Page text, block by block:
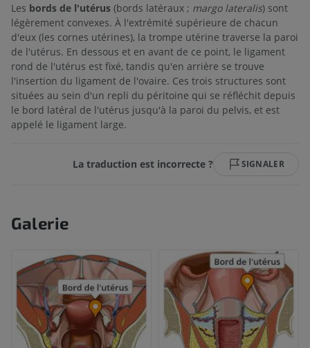
Les bords de l'utérus (bords latéraux ; margo lateralis) sont
légèrement convexes. À l'extrémité supérieure de chacun
d'eux (les cornes utérines), la trompe utérine traverse la paroi
de l'utérus. En dessous et en avant de ce point, le ligament
rond de l'utérus est fixé, tandis qu'en arrière se trouve
l'insertion du ligament de l'ovaire. Ces trois structures sont
situées au sein d'un repli du péritoine qui se réfléchit depuis
le bord latéral de l'utérus jusqu'à la paroi du pelvis, et est
appelé le ligament large.
La traduction est incorrecte ? SIGNALER
Galerie